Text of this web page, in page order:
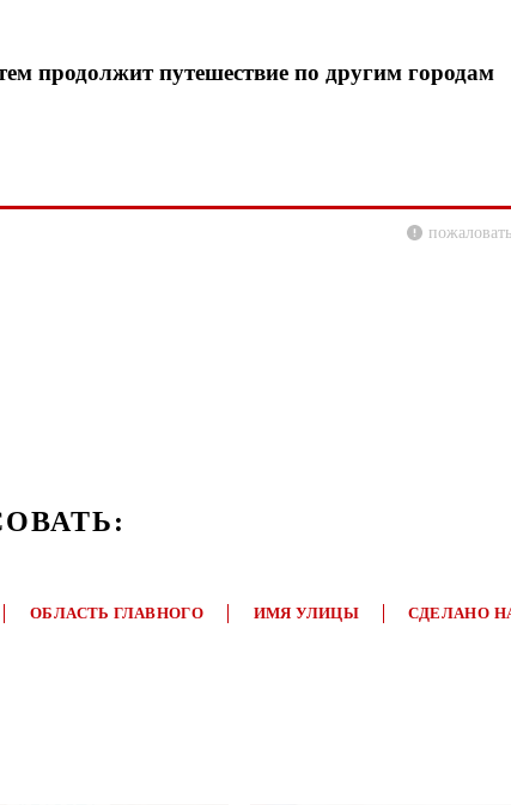
продолжит путешествие по другим городам
ОБЛАСТЬ ГЛАВНОГО ИМЯ УЛИЦЫ СДЕЛАНО